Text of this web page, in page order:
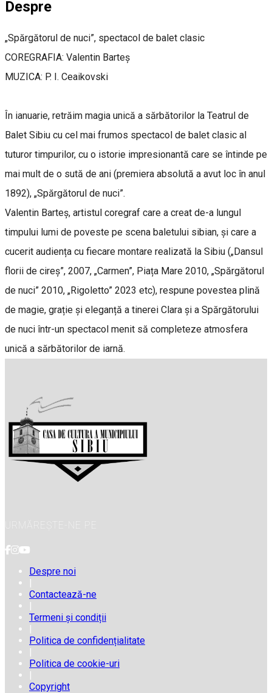
Despre
„Spărgătorul de nuci”, spectacol de balet clasic
COREGRAFIA: Valentin Barteș
MUZICA: P. I. Ceaikovski
În ianuarie, retrăim magia unică a sărbătorilor la Teatrul de
Balet Sibiu cu cel mai frumos spectacol de balet clasic al
tuturor timpurilor, cu o istorie impresionantă care se întinde pe
mai mult de o sută de ani (premiera absolută a avut loc în anul
1892), „Spărgătorul de nuci”.
Valentin Barteș, artistul coregraf care a creat de-a lungul
timpului lumi de poveste pe scena baletului sibian, și care a
cucerit audiența cu fiecare montare realizată la Sibiu („Dansul
florii de cireș”, 2007, „Carmen”, Piața Mare 2010, „Spărgătorul
de nuci” 2010, „Rigoletto” 2023 etc), respune povestea plină
de magie, grație și eleganță a tinerei Clara și a Spărgătorului
de nuci într-un spectacol menit să completeze atmosfera
unică a sărbătorilor de iarnă.
URMĂREȘTE-NE PE
Despre noi
|
Contactează-ne
|
Termeni și condiții
|
Politica de confidențialitate
|
Politica de cookie-uri
|
Copyright